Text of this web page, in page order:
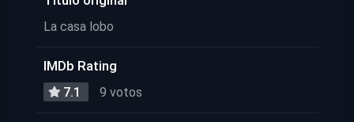
La casa lobo
IMDb Rating
7.1 9 votos